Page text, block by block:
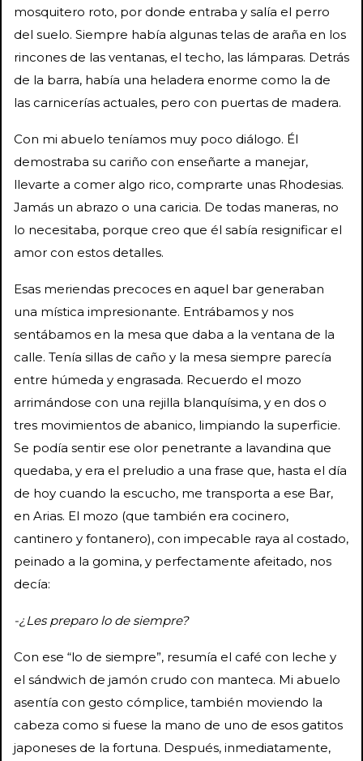
mosquitero roto, por donde entraba y salía el perro
del suelo. Siempre había algunas telas de araña en los
rincones de las ventanas, el techo, las lámparas. Detrás
de la barra, había una heladera enorme como la de
las carnicerías actuales, pero con puertas de madera.
Con mi abuelo teníamos muy poco diálogo. Él
demostraba su cariño con enseñarte a manejar,
llevarte a comer algo rico, comprarte unas Rhodesias.
Jamás un abrazo o una caricia. De todas maneras, no
lo necesitaba, porque creo que él sabía resignificar el
amor con estos detalles.
Esas meriendas precoces en aquel bar generaban
una mística impresionante. Entrábamos y nos
sentábamos en la mesa que daba a la ventana de la
calle. Tenía sillas de caño y la mesa siempre parecía
entre húmeda y engrasada. Recuerdo el mozo
arrimándose con una rejilla blanquísima, y en dos o
tres movimientos de abanico, limpiando la superficie.
Se podía sentir ese olor penetrante a lavandina que
quedaba, y era el preludio a una frase que, hasta el día
de hoy cuando la escucho, me transporta a ese Bar,
en Arias. El mozo (que también era cocinero,
cantinero y fontanero), con impecable raya al costado,
peinado a la gomina, y perfectamente afeitado, nos
decía:
-¿Les preparo lo de siempre?
Con ese “lo de siempre”, resumía el café con leche y
el sándwich de jamón crudo con manteca. Mi abuelo
asentía con gesto cómplice, también moviendo la
cabeza como si fuese la mano de uno de esos gatitos
japoneses de la fortuna. Después, inmediatamente,